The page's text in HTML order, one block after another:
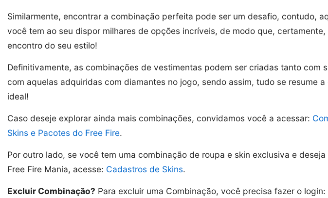
Similarmente, encontrar a combinação perfeita pode ser um desafio, contudo,
você tem ao seu dispor milhares de opções incríveis, de modo que, certamente,
encontro do seu estilo!
Definitivamente, as combinações de vestimentas podem ser criadas tanto com
com aquelas adquiridas com diamantes no jogo, sendo assim, tudo se resume
ideal!
Caso deseje explorar ainda mais combinações, convidamos você a acessar:
Skins e Pacotes do Free Fire.
Por outro lado, se você tem uma combinação de roupa e skin exclusiva e
Free Fire Mania, acesse: Cadastros de Skins.
Excluir Combinação? Para excluir uma Combinação, você precisa fazer o login: